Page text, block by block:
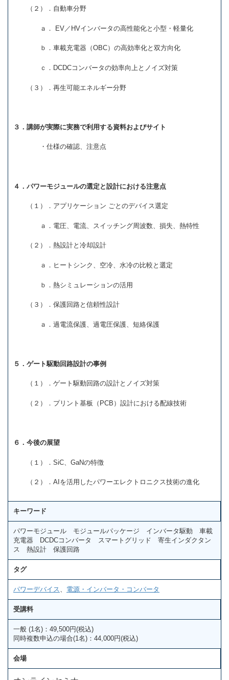
（２）．自動車分野
ａ． EV／HVインバータの高性能化と小型・軽量化
ｂ．車載充電器（OBC）の高効率化と双方向化
ｃ．DCDCコンバータの効率向上とノイズ対策
（３）．再生可能エネルギー分野
３．講師が実際に実務で利用する資料およびサイト
・仕様の確認、注意点
４．パワーモジュールの選定と設計における注意点
（１）．アプリケーション ごとのデバイス選定
ａ．電圧、電流、スイッチング周波数、損失、熱特性
（２）．熱設計と冷却設計
ａ．ヒートシンク、空冷、水冷の比較と選定
ｂ．熱シミュレーションの活用
（３）．保護回路と信頼性設計
ａ．過電流保護、過電圧保護、短絡保護
５．ゲート駆動回路設計の事例
（１）．ゲート駆動回路の設計とノイズ対策
（２）．プリント基板（PCB）設計における配線技術
６．今後の展望
（１）．SiC、GaNの特徴
（２）．AIを活用したパワーエレクトロニクス技術の進化
キーワード
パワーモジュール モジュールパッケージ インバータ駆動 車載
充電器 DCDCコンバータ スマートグリッド 寄生インダクタン
ス 熱設計 保護回路
タグ
パワーデバイス、 電源・インバータ・コンバータ
受講料
一般 (1名)：49,500円(税込)
同時複数申込の場合(1名)：44,000円(税込)
会場